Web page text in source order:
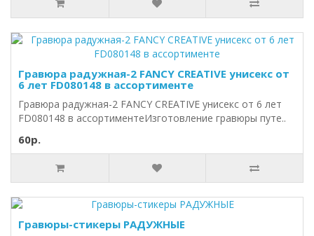
Гравюра радужная-2 FANCY CREATIVE унисекс от
6 лет FD080148 в ассортименте
Гравюра радужная-2 FANCY CREATIVE унисекс от 6 лет
FD080148 в ассортиментеИзготовление гравюры путе..
60р.
Гравюры-стикеры РАДУЖНЫЕ